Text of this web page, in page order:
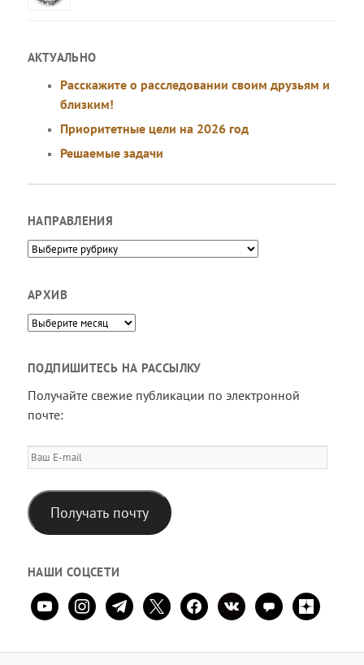
АКТУАЛЬНО
Расскажите о расследовании своим друзьям и
близким!
Приоритетные цели на 2026 год
Решаемые задачи
НАПРАВЛЕНИЯ
Направления
АРХИВ
Архив
ПОДПИШИТЕСЬ НА РАССЫЛКУ
Получайте свежие публикации по электронной
почте:
Ваш
E-
mail
Получать почту
НАШИ СОЦСЕТИ
youtubeinstagramtelegram
x facebookvkontaktecomment
zen-
yandex